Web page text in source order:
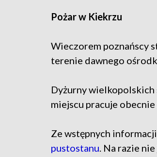
Pożar w Kiekrzu
Wieczorem poznańscy
terenie dawnego
Dyżurny wielkopolskich
miejscu pracuje obecnie
Ze wstępnych
pustostanu. Na razie